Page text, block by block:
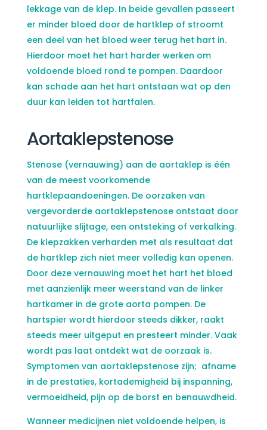
lekkage van de klep. In beide gevallen passeert
er minder bloed door de hartklep of stroomt
een deel van het bloed weer terug het hart in.
Hierdoor moet het hart harder werken om
voldoende bloed rond te pompen. Daardoor
kan schade aan het hart ontstaan wat op den
duur kan leiden tot hartfalen.
Aortaklepstenose
Stenose (vernauwing) aan de aortaklep is één
van de meest voorkomende
hartklepaandoeningen. De oorzaken van
vergevorderde aortaklepstenose ontstaat door
natuurlijke slijtage, een ontsteking of verkalking.
De klepzakken verharden met als resultaat dat
de hartklep zich niet meer volledig kan openen.
Door deze vernauwing moet het hart het bloed
met aanzienlijk meer weerstand van de linker
hartkamer in de grote aorta pompen. De
hartspier wordt hierdoor steeds dikker, raakt
steeds meer uitgeput en presteert minder. Vaak
wordt pas laat ontdekt wat de oorzaak is.
Symptomen van aortaklepstenose zijn; afname
in de prestaties, kortademigheid bij inspanning,
vermoeidheid, pijn op de borst en benauwdheid.
Wanneer medicijnen niet voldoende helpen, is